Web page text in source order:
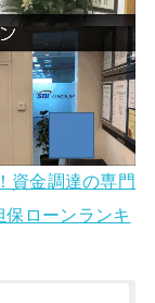
資金調達の専門
ローンランキ